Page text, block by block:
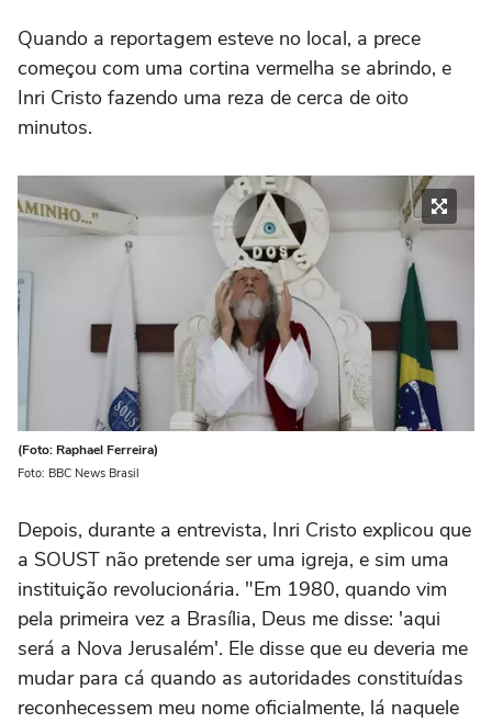
Quando a reportagem esteve no local, a prece
começou com uma cortina vermelha se abrindo, e
Inri Cristo fazendo uma reza de cerca de oito
minutos.
(Foto: Raphael Ferreira)
Foto: BBC News Brasil
Depois, durante a entrevista, Inri Cristo explicou que
a SOUST não pretende ser uma igreja, e sim uma
instituição revolucionária. "Em 1980, quando vim
pela primeira vez a Brasília, Deus me disse: 'aqui
será a Nova Jerusalém'. Ele disse que eu deveria me
mudar para cá quando as autoridades constituídas
reconhecessem meu nome oficialmente, lá naquele